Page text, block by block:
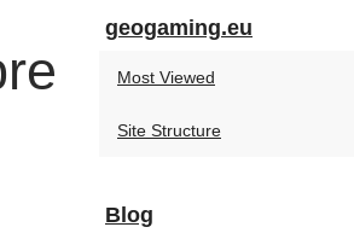
geogaming.eu
Most Viewed
Site Structure
Blog